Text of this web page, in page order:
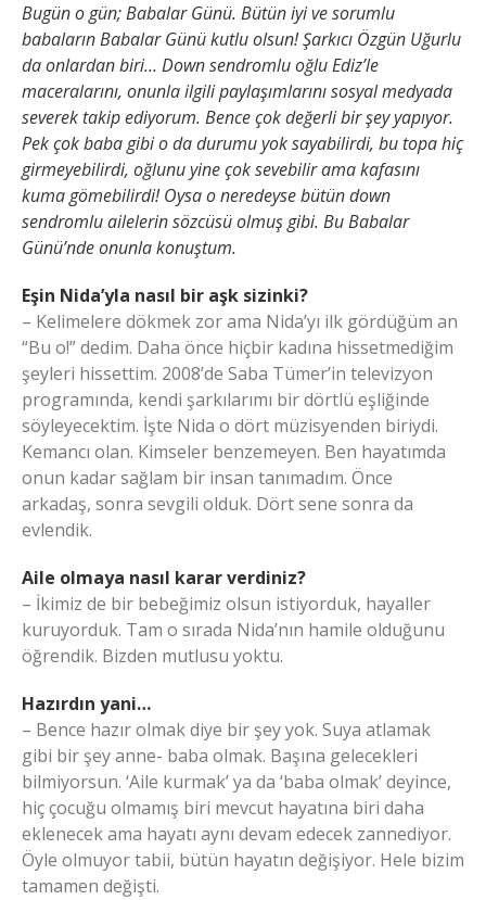
Bugün o gün; Babalar Günü. Bütün iyi ve sorumlu
babaların Babalar Günü kutlu olsun! Şarkıcı Özgün Uğurlu
da onlardan biri… Down sendromlu oğlu Ediz’le
maceralarını, onunla ilgili paylaşımlarını sosyal medyada
severek takip ediyorum. Bence çok değerli bir şey yapıyor.
Pek çok baba gibi o da durumu yok sayabilirdi, bu topa hiç
girmeyebilirdi, oğlunu yine çok sevebilir ama kafasını
kuma gömebilirdi! Oysa o neredeyse bütün down
sendromlu ailelerin sözcüsü olmuş gibi. Bu Babalar
Günü’nde onunla konuştum.
Eşin Nida’yla nasıl bir aşk sizinki?
– Kelimelere dökmek zor ama Nida’yı ilk gördüğüm an
“Bu o!” dedim. Daha önce hiçbir kadına hissetmediğim
şeyleri hissettim. 2008’de Saba Tümer’in televizyon
programında, kendi şarkılarımı bir dörtlü eşliğinde
söyleyecektim. İşte Nida o dört müzisyenden biriydi.
Kemancı olan. Kimseler benzemeyen. Ben hayatımda
onun kadar sağlam bir insan tanımadım. Önce
arkadaş, sonra sevgili olduk. Dört sene sonra da
evlendik.
Aile olmaya nasıl karar verdiniz?
– İkimiz de bir bebeğimiz olsun istiyorduk, hayaller
kuruyorduk. Tam o sırada Nida’nın hamile olduğunu
öğrendik. Bizden mutlusu yoktu.
Hazırdın yani…
– Bence hazır olmak diye bir şey yok. Suya atlamak
gibi bir şey anne- baba olmak. Başına gelecekleri
bilmiyorsun. ‘Aile kurmak’ ya da ‘baba olmak’ deyince,
hiç çocuğu olmamış biri mevcut hayatına biri daha
eklenecek ama hayatı aynı devam edecek zannediyor.
Öyle olmuyor tabii, bütün hayatın değişiyor. Hele bizim
tamamen değişti.